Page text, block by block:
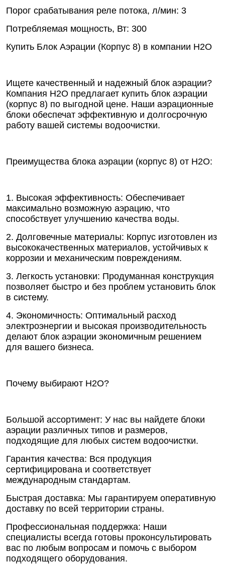
Порог срабатывания реле потока, л/мин: 3
Потребляемая мощность, Вт: 300
Купить Блок Аэрации (Корпус 8) в компании Н2О
Ищете качественный и надежный блок аэрации?
Компания Н2О предлагает купить блок аэрации
(корпус 8) по выгодной цене. Наши аэрационные
блоки обеспечат эффективную и долгосрочную
работу вашей системы водоочистки.
Преимущества блока аэрации (корпус 8) от Н2О:
1. Высокая эффективность: Обеспечивает
максимально возможную аэрацию, что
способствует улучшению качества воды.
2. Долговечные материалы: Корпус изготовлен из
высококачественных материалов, устойчивых к
коррозии и механическим повреждениям.
3. Легкость установки: Продуманная конструкция
позволяет быстро и без проблем установить блок
в систему.
4. Экономичность: Оптимальный расход
электроэнергии и высокая производительность
делают блок аэрации экономичным решением
для вашего бизнеса.
Почему выбирают Н2О?
Большой ассортимент: У нас вы найдете блоки
аэрации различных типов и размеров,
подходящие для любых систем водоочистки.
Гарантия качества: Вся продукция
сертифицирована и соответствует
международным стандартам.
Быстрая доставка: Мы гарантируем оперативную
доставку по всей территории страны.
Профессиональная поддержка: Наши
специалисты всегда готовы проконсультировать
вас по любым вопросам и помочь с выбором
подходящего оборудования.